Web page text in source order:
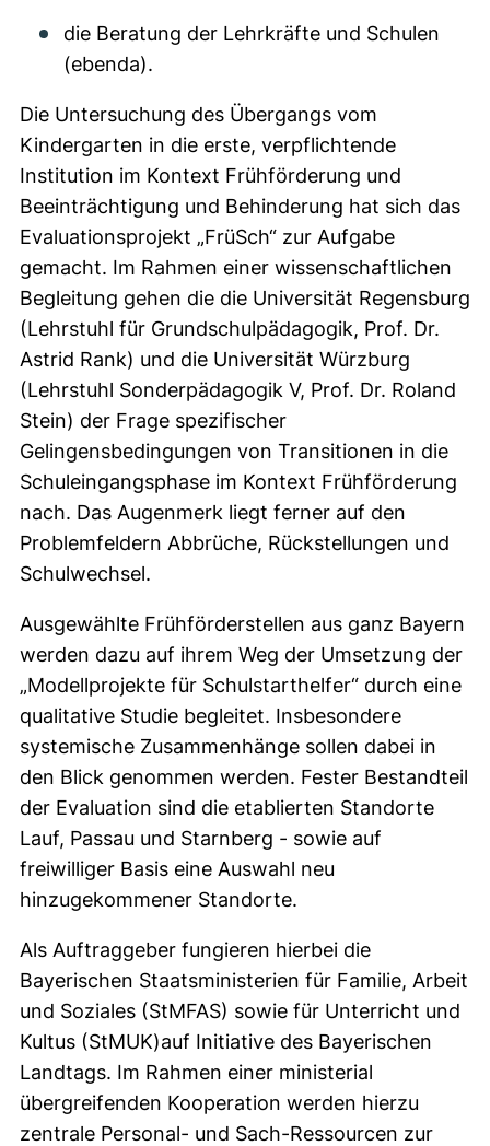
die Beratung der Lehrkräfte und Schulen
(ebenda).
Die Untersuchung des Übergangs vom
Kindergarten in die erste, verpflichtende
Institution im Kontext Frühförderung und
Beeinträchtigung und Behinderung hat sich das
Evaluationsprojekt „FrüSch“ zur Aufgabe
gemacht. Im Rahmen einer wissenschaftlichen
Begleitung gehen die die Universität Regensburg
(Lehrstuhl für Grundschulpädagogik, Prof. Dr.
Astrid Rank) und die Universität Würzburg
(Lehrstuhl Sonderpädagogik V, Prof. Dr. Roland
Stein) der Frage spezifischer
Gelingensbedingungen von Transitionen in die
Schuleingangsphase im Kontext Frühförderung
nach. Das Augenmerk liegt ferner auf den
Problemfeldern Abbrüche, Rückstellungen und
Schulwechsel.
Ausgewählte Frühförderstellen aus ganz Bayern
werden dazu auf ihrem Weg der Umsetzung der
„Modellprojekte für Schulstarthelfer“ durch eine
qualitative Studie begleitet. Insbesondere
systemische Zusammenhänge sollen dabei in
den Blick genommen werden. Fester Bestandteil
der Evaluation sind die etablierten Standorte
Lauf, Passau und Starnberg - sowie auf
freiwilliger Basis eine Auswahl neu
hinzugekommener Standorte.
Als Auftraggeber fungieren hierbei die
Bayerischen Staatsministerien für Familie, Arbeit
und Soziales (StMFAS) sowie für Unterricht und
Kultus (StMUK)auf Initiative des Bayerischen
Landtags. Im Rahmen einer ministerial
übergreifenden Kooperation werden hierzu
zentrale Personal- und Sach-Ressourcen zur